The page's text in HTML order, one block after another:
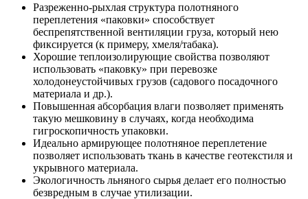
Разреженно-рыхлая структура полотняного
переплетения «паковки» способствует
беспрепятственной вентиляции груза, который нею
фиксируется (к примеру, хмеля/табака).
Хорошие теплоизолирующие свойства позволяют
использовать «паковку» при перевозке
холодонеустойчивых грузов (садового посадочного
материала и др.).
Повышенная абсорбация влаги позволяет применять
такую мешковину в случаях, когда необходима
гигроскопичность упаковки.
Идеально армирующее полотняное переплетение
позволяет использовать ткань в качестве геотекстиля и
укрывного материала.
Экологичность льняного сырья делает его полностью
безвредным в случае утилизации.